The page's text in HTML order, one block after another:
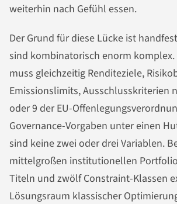
weiterhin nach Gefühl essen.
Der Grund für diese Lücke ist
sind kombinatorisch enorm komplex.
muss gleichzeitig Renditeziele,
Emissionslimits, Ausschlusskriterien
oder 9 der EU-
Governance-Vorgaben unter einen
sind keine zwei oder drei Variablen.
mittelgroßen institutionellen
Titeln und zwölf Constraint-Klassen
Lösungsraum klassischer